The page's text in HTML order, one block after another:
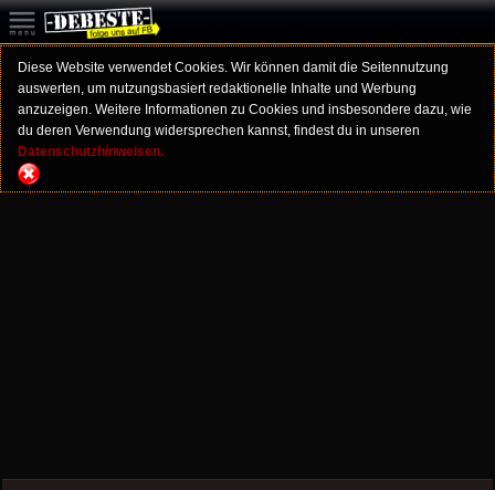
Diese Website verwendet Cookies. Wir können damit die Seitennutzung
auswerten, um nutzungsbasiert redaktionelle Inhalte und Werbung
anzuzeigen. Weitere Informationen zu Cookies und insbesondere dazu, wie
du deren Verwendung widersprechen kannst, findest du in unseren
Datenschutzhinweisen.